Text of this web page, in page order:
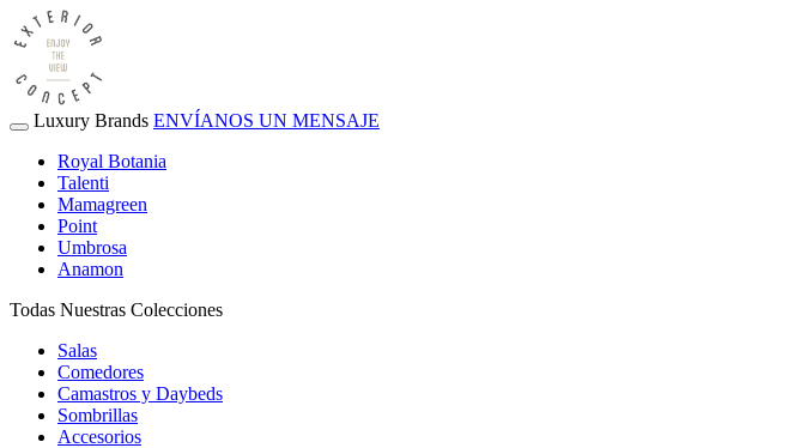
Luxury Brands ENVÍANOS UN MENSAJE
Royal Botania
Talenti
Mamagreen
Point
Umbrosa
Anamon
Todas Nuestras Colecciones
Salas
Comedores
Camastros y Daybeds
Sombrillas
Accesorios